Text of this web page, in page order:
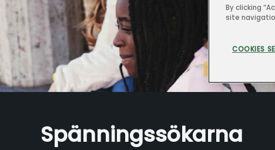
Spänningssökarna
By clicking
site
COOKIES